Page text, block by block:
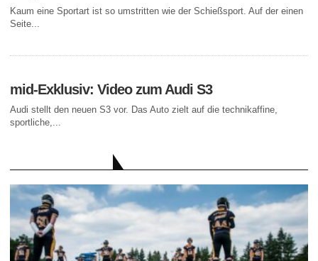
Kaum eine Sportart ist so umstritten wie der Schießsport. Auf der einen
Seite...
mid-Exklusiv: Video zum Audi S3
Audi stellt den neuen S3 vor. Das Auto zielt auf die technikaffine,
sportliche,...